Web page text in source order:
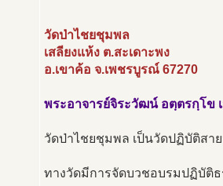
วัดป่าไชยชุมพล
เสลียงแห้ง ต.สะเดาะพง
อ.เขาค้อ จ.เพชรบูรณ์ 67270
พระอาจารย์จิระวัฒน์ อตฺตรกฺโข
วัดป่าไชยชุมพล เป็นวัดปฏิบัติสา
ทางวัดมีการจัดบวชอบรมปฏิบัติธ